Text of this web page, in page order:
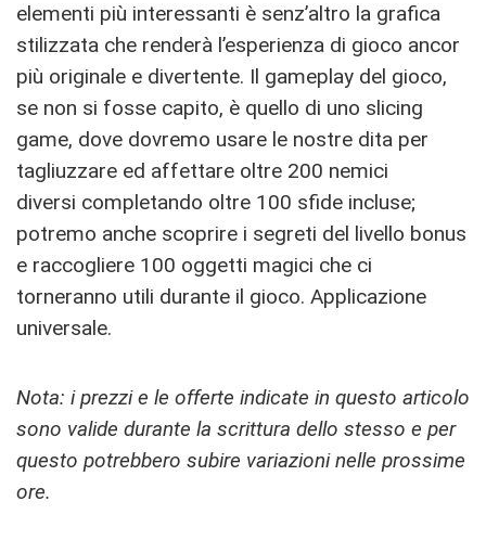
elementi più interessanti è senz’altro la grafica
stilizzata che renderà l’esperienza di gioco ancor
più originale e divertente. Il gameplay del gioco,
se non si fosse capito, è quello di uno slicing
game, dove dovremo usare le nostre dita per
tagliuzzare ed affettare oltre 200 nemici
diversi completando oltre 100 sfide incluse;
potremo anche scoprire i segreti del livello bonus
e raccogliere 100 oggetti magici che ci
torneranno utili durante il gioco. Applicazione
universale.
Nota: i prezzi e le offerte indicate in questo articolo
sono valide durante la scrittura dello stesso e per
questo potrebbero subire variazioni nelle prossime
ore.